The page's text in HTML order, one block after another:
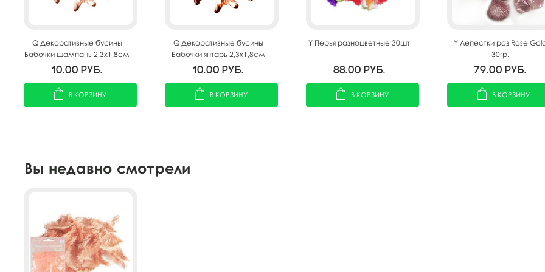
Q Декоративные бусины
Бабочки шампань 2,3x1,8см
20шт
10.00 руб.
В КОРЗИНУ
Q Декоративные бусины
Бабочки янтарь 2,3x1,8см
20шт
10.00 руб.
В КОРЗИНУ
Y Перья разноцветные 30шт
88.00 руб.
В КОРЗИНУ
Y Лепестки роз Rose
30гр.
79.00 руб.
В КОРЗИНУ
Вы недавно смотрели